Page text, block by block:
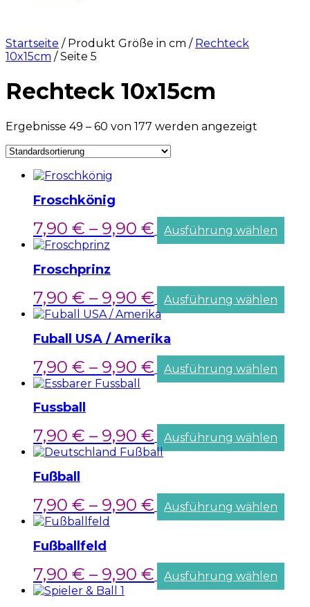
Startseite / Produkt Größe in cm / Rechteck
10x15cm / Seite 5
Rechteck 10x15cm
Ergebnisse 49 – 60 von 177 werden angezeigt
Froschkönig
7,90 € – 9,90 € Ausführung wählen
Froschprinz
7,90 € – 9,90 € Ausführung wählen
Fuball USA / Amerika
7,90 € – 9,90 € Ausführung wählen
Fussball
7,90 € – 9,90 € Ausführung wählen
Fußball
7,90 € – 9,90 € Ausführung wählen
Fußballfeld
7,90 € – 9,90 € Ausführung wählen